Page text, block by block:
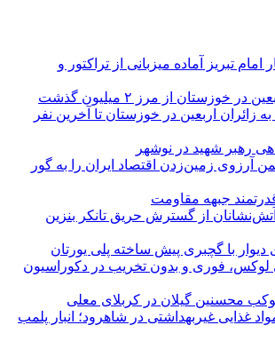
امام تبریز آماده میزبانی از تراکتور و
خوزستان از مرز ۲ میلیون گذشت
زائران اربعین در خوزستان تا آخرین نفر
رهبر شهید در نوشهر
آرزوی زمین‌زدن اقتصاد ایران را به گور
جبهه مقاومت
از گسترش حریق تانکر بنزین
دیوار با گچبری پیش ساخته پلی یورتان
لوکس، فوری و بدون تخریب در دکوراسیون
محسنین گیلان در کربلای معلی
تن مواد غذایی غیربهداشتی در شاهرود؛ انبار پلمب